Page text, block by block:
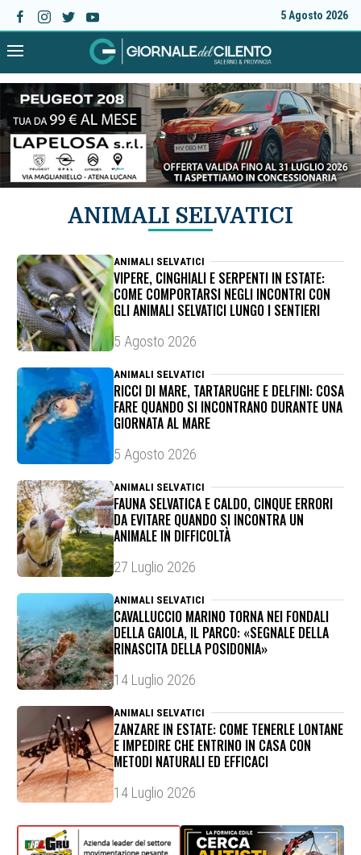
5 Agosto 2026
ANIMALI SELVATICI
ANIMALI SELVATICI
VIPERE, CINGHIALI E SERPENTI IN ESTATE:
COME COMPORTARSI NEGLI INCONTRI CON
GLI ANIMALI SELVATICI LUNGO I SENTIERI
5 Agosto 2026
ANIMALI SELVATICI
RICCI DI MARE, TARTARUGHE E DELFINI: COSA
FARE QUANDO SI INCONTRANO DURANTE UNA
GIORNATA AL MARE
5 Agosto 2026
ANIMALI SELVATICI
FAUNA SELVATICA E CALDO, CINQUE ERRORI
DA EVITARE QUANDO SI INCONTRA UN
ANIMALE IN DIFFICOLTÀ
27 Luglio 2026
ANIMALI SELVATICI
CAVALLUCCIO MARINO TORNA NEI FONDALI
DELLA GAIOLA, IL PARCO: «SEGNALE DELLA
RINASCITA DELLA POSIDONIA»
14 Luglio 2026
ANIMALI SELVATICI
ZANZARE IN ESTATE: COME TENERLE LONTANE
E IMPEDIRE CHE ENTRINO IN CASA CON
METODI NATURALI ED EFFICACI
14 Luglio 2026